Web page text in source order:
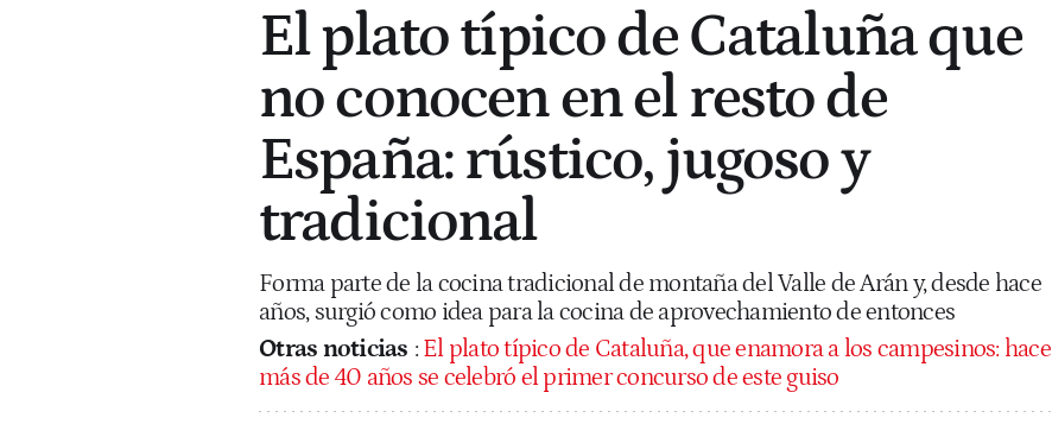
El plato típico de Cataluña que
no conocen en el resto de
España: rústico, jugoso y
tradicional
Forma parte de la cocina tradicional de montaña del Valle de Arán y, desde hace
años, surgió como idea para la cocina de aprovechamiento de entonces
Otras noticias : El plato típico de Cataluña, que enamora a los campesinos: hace
más de 40 años se celebró el primer concurso de este guiso